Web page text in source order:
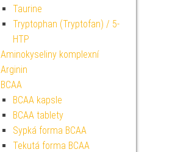
Taurine
Tryptophan (Tryptofan) / 5-
HTP
Aminokyseliny komplexní
Arginin
BCAA
BCAA kapsle
BCAA tablety
Sypká forma BCAA
Tekutá forma BCAA